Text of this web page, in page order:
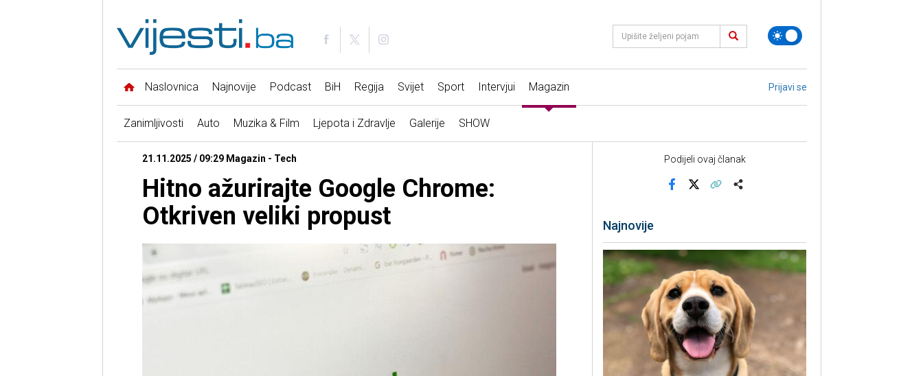
Naslovnica Najnovije Podcast BiH Regija Svijet Sport Intervjui Magazin Prijavi se
Zanimljivosti Auto Muzika & Film Ljepota i Zdravlje Galerije SHOW
21.11.2025 / 09:29 Magazin - Tech
Hitno ažurirajte Google Chrome:
Otkriven veliki propust
Podijeli ovaj članak
Najnovije